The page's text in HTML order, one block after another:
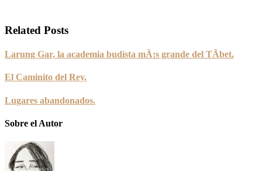
Related Posts
Larung Gar, la academia budista mÃ¡s grande del TÃ­bet.
El Caminito del Rey.
Lugares abandonados.
Sobre el Autor